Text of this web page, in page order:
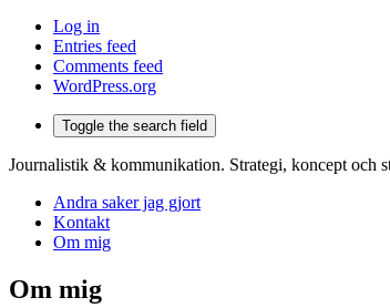
Log in
Entries feed
Comments feed
WordPress.org
Toggle the search field
Journalistik & kommunikation. Strategi, koncept och
Andra saker jag gjort
Kontakt
Om mig
Om mig